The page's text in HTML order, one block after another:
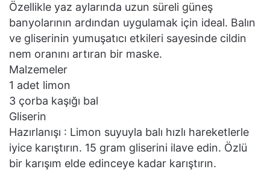
Özellikle yaz aylarında uzun süreli güneş
banyolarının ardından uygulamak için ideal. Balın
ve gliserinin yumuşatıcı etkileri sayesinde cildin
nem oranını artıran bir maske.
Malzemeler
1 adet limon
3 çorba kaşığı bal
Gliserin
Hazırlanışı : Limon suyuyla balı hızlı hareketlerle
iyice karıştırın. 15 gram gliserini ilave edin. Özlü
bir karışım elde edinceye kadar karıştırın.